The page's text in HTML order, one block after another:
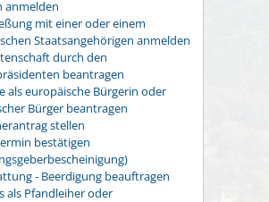
anmelden
mit einer oder einem
Staatsangehörigen anmelden
durch den
beantragen
als europäische Bürgerin oder
Bürger beantragen
stellen
bestätigen
- Beerdigung beauftragen
als Pfandleiher oder